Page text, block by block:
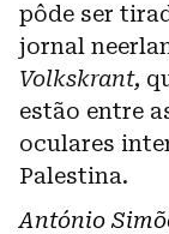
pôde ser
jornal
Volkskrant,
estão entre
oculares
Palestina.
António